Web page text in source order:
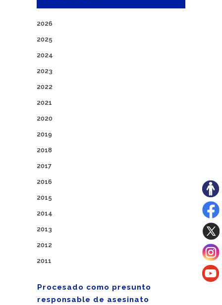
2026
2025
2024
2023
2022
2021
2020
2019
2018
2017
2016
2015
2014
2013
2012
2011
Procesado como presunto
responsable de asesinato